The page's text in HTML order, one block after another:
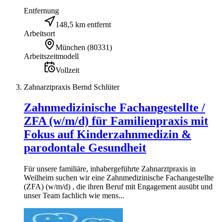
Entfernung
148,5 km entfernt
Arbeitsort
München (80331)
Arbeitszeitmodell
Vollzeit
Zahnarztpraxis Bernd Schlüter
Zahnmedizinische Fachangestellte /
ZFA (w/m/d) für Familienpraxis mit
Fokus auf Kinderzahnmedizin &
parodontale Gesundheit
Für unsere familiäre, inhabergeführte Zahnarztpraxis in
Weilheim suchen wir eine Zahnmedizinische Fachangestellte
(ZFA) (w/m/d) , die ihren Beruf mit Engagement ausübt und
unser Team fachlich wie mens...